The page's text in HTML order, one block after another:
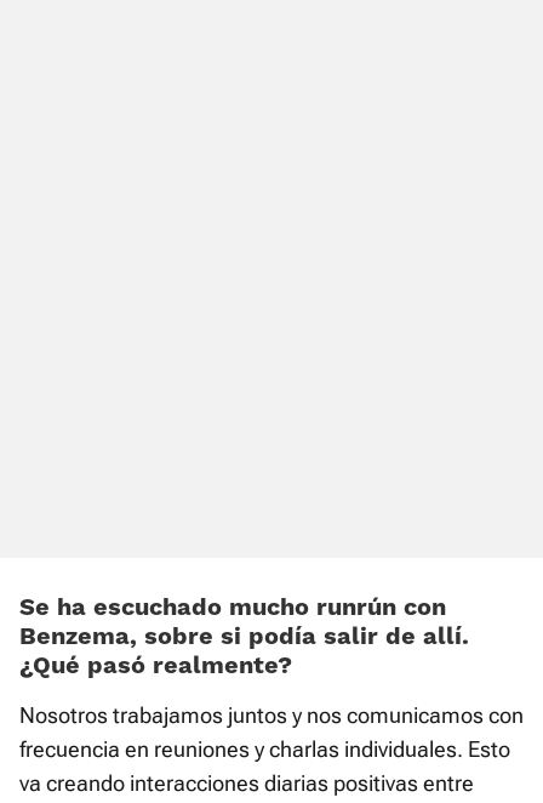
Se ha escuchado mucho runrún con
Benzema, sobre si podía salir de allí.
¿Qué pasó realmente?
Nosotros trabajamos juntos y nos comunicamos con
frecuencia en reuniones y charlas individuales. Esto
va creando interacciones diarias positivas entre